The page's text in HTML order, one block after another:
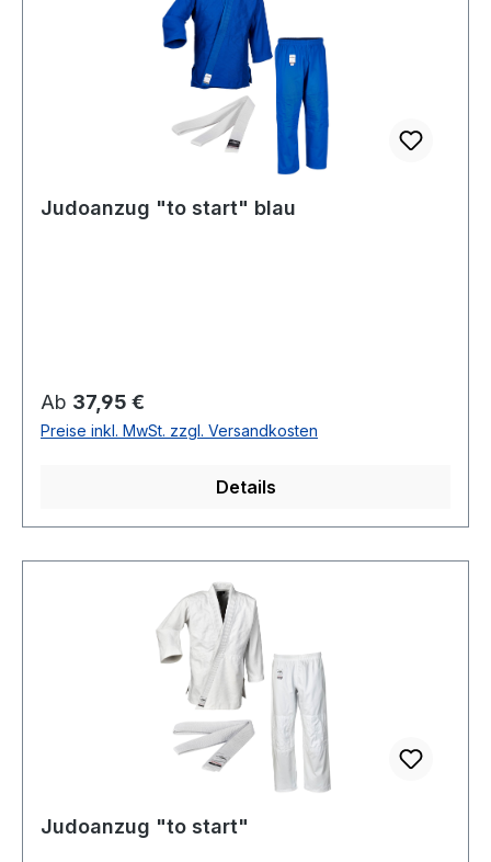
Judoanzug "to start" blau
Regulärer Preis:
Ab 37,95 €
Preise inkl. MwSt. zzgl. Versandkosten
Details
Judoanzug "to start"